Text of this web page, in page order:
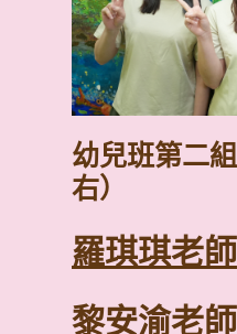
美育音樂寶盒
「藝術多元全
兒童美術教學
量身教育國際
皇家音樂學院
7小時嬰幼兒
蒙特梭利教師
正向繪畫分析
皇家音樂學院
其他資歷
香港聖約翰救
幼兒班第二
右）
羅琪琪老師
學前教育資歷
黎安渝老師